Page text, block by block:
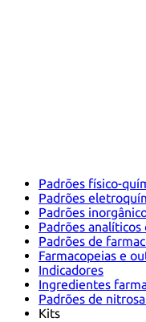
Padrões físico-
Padrões
Padrões
Padrões analíticos
Padrões de
Farmacopeias e
Indicadores
Ingredientes
Padrões de
Kits